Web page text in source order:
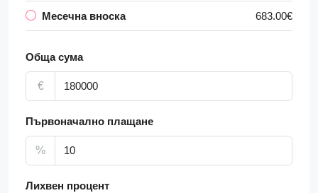
Месечна вноска 683.00€
Обща сума
€
Първоначално плащане
%
Лихвен процент